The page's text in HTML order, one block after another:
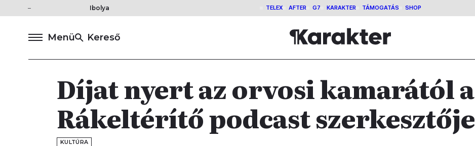
Ibolya TELEX AFTER G7 KARAKTER TÁMOGATÁS SHOP
Menü Kereső
Díjat nyert az orvosi kamarától a
Rákeltérítő podcast szerkesztője
KULTÚRA